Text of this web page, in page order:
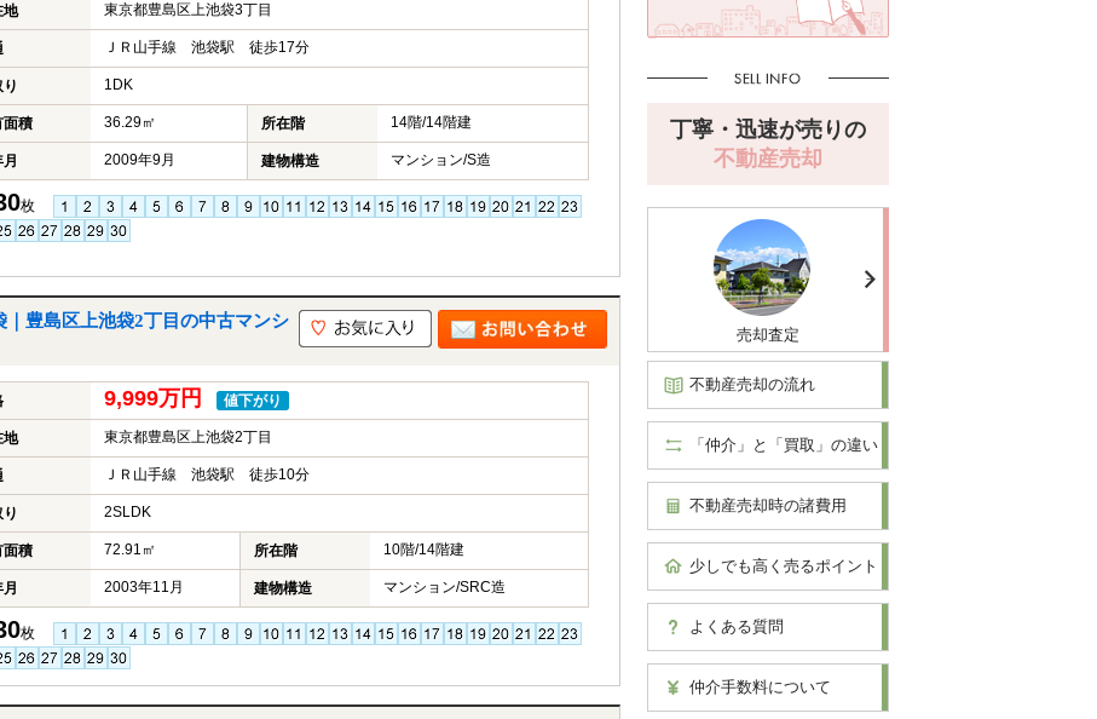
地 東京都豊島区上池袋3丁目
ＪＲ山手線 池袋駅 徒歩17分
り 1DK
面積 36.29㎡ 所在階 14階/14階建
2009年9月 建物構造 マンション/S造
枚
豊島区上池袋2丁目の中古マンシ
9,999万円 値下がり
地 東京都豊島区上池袋2丁目
ＪＲ山手線 池袋駅 徒歩10分
り 2SLDK
面積 72.91㎡ 所在階 10階/14階建
2003年11月 建物構造 マンション/SRC造
枚
丁寧・迅速が売りの
不動産売却
売却査定
不動産売却の流れ
「仲介」と「買取」の違い
不動産売却時の諸費用
少しでも高く売るポイント
よくある質問
仲介手数料について